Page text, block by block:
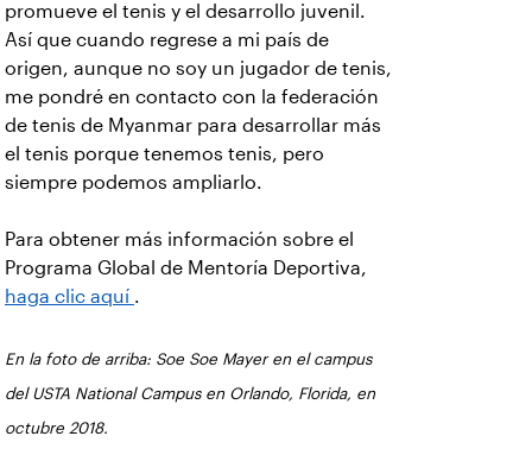
promueve el tenis y el desarrollo juvenil.
Así que cuando regrese a mi país de
origen, aunque no soy un jugador de tenis,
me pondré en contacto con la federación
de tenis de Myanmar para desarrollar más
el tenis porque tenemos tenis, pero
siempre podemos ampliarlo.
Para obtener más información sobre el
Programa Global de Mentoría Deportiva,
haga clic aquí .
En la foto de arriba: Soe Soe Mayer en el campus
del USTA National Campus en Orlando, Florida, en
octubre 2018.